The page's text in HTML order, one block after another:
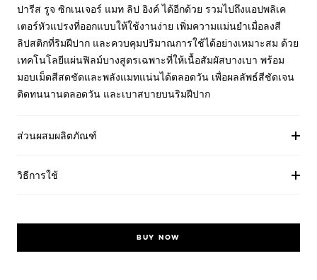
ปารีส รูจ ซิกเนเจอร์ แมท ลิป อิงค์ ได้อีกด้วย รวมไปถึงแอปพลิเค
เตอร์หัวแปรงที่ออกแบบให้ใช้งานง่าย เพิ่มความแม่นยำเมื่อลงสี
ลิปสติกที่ริมฝีปาก และควบคุมปริมาณการใช้ได้อย่างเหมาะสม ด้วย
เทคโนโลยีแผ่นฟิลม์บางสูตรเฉพาะที่ให้เนื้อสัมผัสบางเบา พร้อม
มอบเม็ดสีสดชัดและพลังแมทแน่นได้ตลอดวัน เพื่อผลลัพธ์สีชัดเจน
ติดทนนานตลอดวัน และเบาสบายบนริมฝีปาก
ส่วนผสมผลิตภัณฑ์
วิธีการใช้
BUY NOW